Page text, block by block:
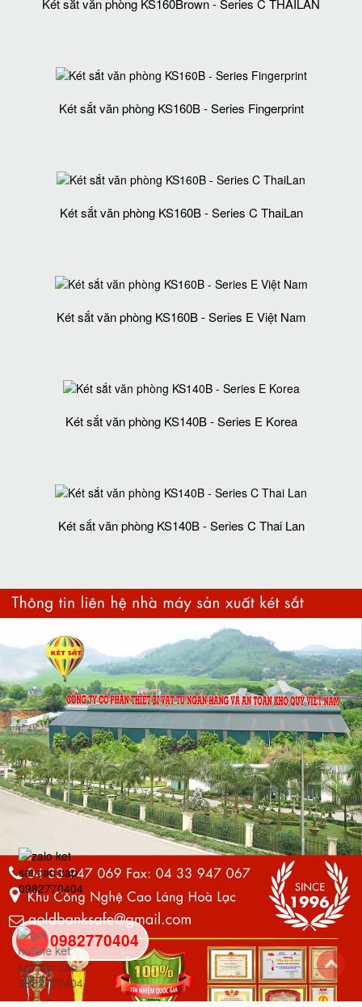
Két sắt văn phòng KS160Brown - Series C THAILAN
Két sắt văn phòng KS160B - Series Fingerprint
Két sắt văn phòng KS160B - Series C ThaiLan
Két sắt văn phòng KS160B - Series E Việt Nam
Két sắt văn phòng KS140B - Series E Korea
Két sắt văn phòng KS140B - Series C Thai Lan
0982770404
back